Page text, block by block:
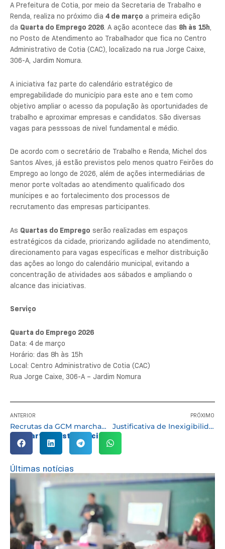
A Prefeitura de Cotia, por meio da Secretaria de Trabalho e
Renda, realiza no próximo dia 4 de março a primeira edição
da Quarta do Emprego 2026. A ação acontece das 8h às 15h,
no Posto de Atendimento ao Trabalhador que fica no Centro
Administrativo de Cotia (CAC), localizado na rua Jorge Caixe,
306-A, Jardim Nomura.
A iniciativa faz parte do calendário estratégico de
empregabilidade do município para este ano e tem como
objetivo ampliar o acesso da população às oportunidades de
trabalho e aproximar empresas e candidatos. São diversas
vagas para pesssoas de nivel fundamental e médio.
De acordo com o secretário de Trabalho e Renda, Michel dos
Santos Alves, já estão previstos pelo menos quatro Feirões do
Emprego ao longo de 2026, além de ações intermediárias de
menor porte voltadas ao atendimento qualificado dos
munícipes e ao fortalecimento dos processos de
recrutamento das empresas participantes.
As Quartas do Emprego serão realizadas em espaços
estratégicos da cidade, priorizando agilidade no atendimento,
direcionamento para vagas específicas e melhor distribuição
das ações ao longo do calendário municipal, evitando a
concentração de atividades aos sábados e ampliando o
alcance das iniciativas.
Serviço
Quarta do Emprego 2026
Data: 4 de março
Horário: das 8h às 15h
Local: Centro Administrativo de Cotia (CAC)
Rua Jorge Caixe, 306-A – Jardim Nomura
ANTERIOR
Recrutas da GCM marcham pelas ruas de Cotia e despertam curiosidade da população
PRÓXIMO
Justificativa de Inexigibilidade de Chamamento Público SDSP Nº 02/2026
Compartilhe esta notícia:
Últimas notícias